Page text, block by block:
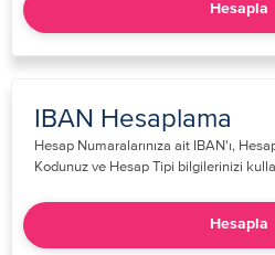
Hesapla
IBAN Hesaplama
​Hesap Numaralarınıza ait IBAN'ı,
Kodunuz ve Hesap Tipi bilgilerinizi
Hesapla